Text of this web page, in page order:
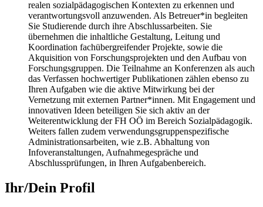
realen sozialpädagogischen Kontexten zu erkennen und
verantwortungsvoll anzuwenden. Als Betreuer*in begleiten
Sie Studierende durch ihre Abschlussarbeiten. Sie
übernehmen die inhaltliche Gestaltung, Leitung und
Koordination fachübergreifender Projekte, sowie die
Akquisition von Forschungsprojekten und den Aufbau von
Forschungsgruppen. Die Teilnahme an Konferenzen als auch
das Verfassen hochwertiger Publikationen zählen ebenso zu
Ihren Aufgaben wie die aktive Mitwirkung bei der
Vernetzung mit externen Partner*innen. Mit Engagement und
innovativen Ideen beteiligen Sie sich aktiv an der
Weiterentwicklung der FH OÖ im Bereich Sozialpädagogik.
Weiters fallen zudem verwendungsgruppenspezifische
Administrationsarbeiten, wie z.B. Abhaltung von
Infoveranstaltungen, Aufnahmegespräche und
Abschlussprüfungen, in Ihren Aufgabenbereich.
Ihr/Dein Profil